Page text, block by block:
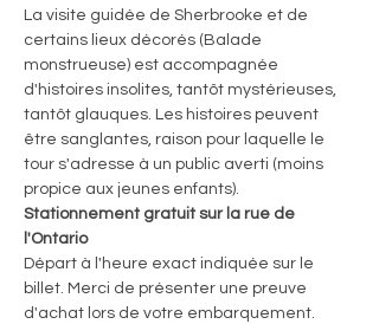
La visite guidée de Sherbrooke et de
certains lieux décorés (Balade
monstrueuse) est accompagnée
d'histoires insolites, tantôt mystérieuses,
tantôt glauques. Les histoires peuvent
être sanglantes, raison pour laquelle le
tour s'adresse à un public averti (moins
propice aux jeunes enfants).
Stationnement gratuit sur la rue de
l'Ontario
Départ à l'heure exact indiquée sur le
billet. Merci de présenter une preuve
d'achat lors de votre embarquement.